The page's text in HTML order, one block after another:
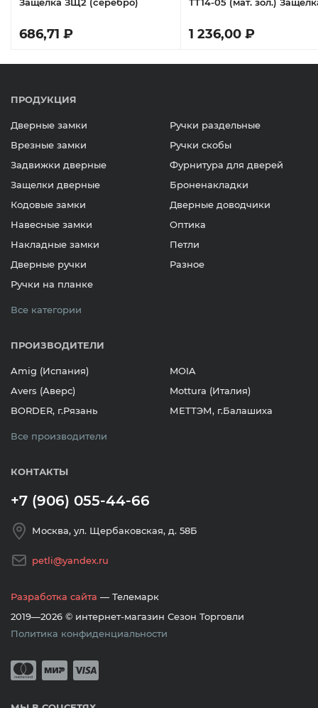
686,71 ₽ 1 236,00 ₽
ПРОДУКЦИЯ
Дверные замки
Врезные замки
Задвижки дверные
Защелки дверные
Кодовые замки
Навесные замки
Накладные замки
Дверные ручки
Ручки на планке
Ручки раздельные
Ручки скобы
Фурнитура для дверей
Броненакладки
Дверные доводчики
Оптика
Петли
Разное
Все категории
ПРОИЗВОДИТЕЛИ
Amig (Испания)
Avers (Аверс)
BORDER, г.Рязань
MOIA
Mottura (Италия)
МЕТТЭМ, г.Балашиха
Все производители
КОНТАКТЫ
+7 (906) 055-44-66
Москва, ул. Щербаковская, д. 58Б
petli@yandex.ru
Разработка сайта — Телемарк
2019—2026 © интернет-магазин Сезон Торговли
Политика конфиденциальности
Принимается оплата банковскими